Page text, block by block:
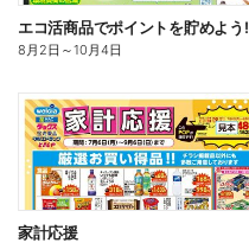
エコ活商品でポイントを貯めよう!
8月2日 ～10月4日
家計応援